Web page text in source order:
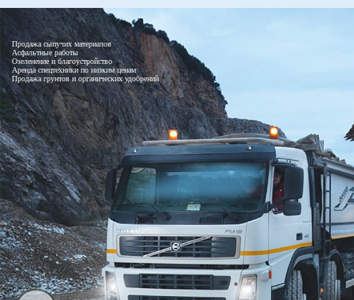
Продажа сыпучих материалов
Асфальтные работы
Озеленение и благоустройство
Аренда спецтехники по низким ценам
Продажа грунтов и органических удобрений